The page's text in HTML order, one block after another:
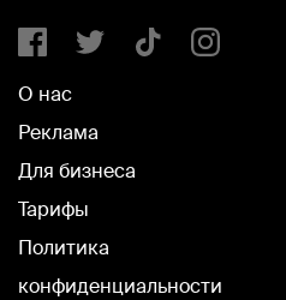
О нас
Реклама
Для бизнеса
Тарифы
Политика
конфиденциальности